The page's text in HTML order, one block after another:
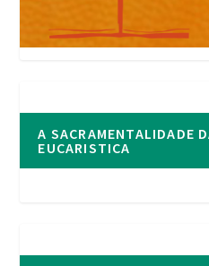
A SACRAMENTALIDADE
EUCARISTICA